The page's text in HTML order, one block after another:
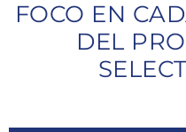
FOCO EN
DEL